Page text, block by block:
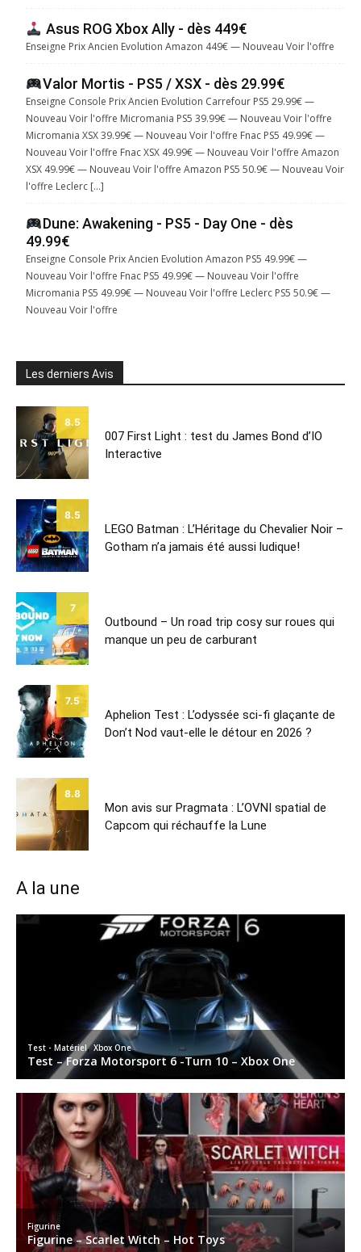
Asus ROG Xbox Ally - dès 449€
Enseigne Prix Ancien Evolution Amazon 449€ — Nouveau Voir l'offre
Valor Mortis - PS5 / XSX - dès 29.99€
Enseigne Console Prix Ancien Evolution Carrefour PS5 29.99€ —
Nouveau Voir l'offre Micromania PS5 39.99€ — Nouveau Voir l'offre
Micromania XSX 39.99€ — Nouveau Voir l'offre Fnac PS5 49.99€ —
Nouveau Voir l'offre Fnac XSX 49.99€ — Nouveau Voir l'offre Amazon
XSX 49.99€ — Nouveau Voir l'offre Amazon PS5 50.9€ — Nouveau Voir
l'offre Leclerc […]
Dune: Awakening - PS5 - Day One - dès
49.99€
Enseigne Console Prix Ancien Evolution Amazon PS5 49.99€ —
Nouveau Voir l'offre Fnac PS5 49.99€ — Nouveau Voir l'offre
Micromania PS5 49.99€ — Nouveau Voir l'offre Leclerc PS5 50.9€ —
Nouveau Voir l'offre
Les derniers Avis
8.5
007 First Light : test du James Bond d’IO
Interactive
8.5
LEGO Batman : L’Héritage du Chevalier Noir –
Gotham n’a jamais été aussi ludique!
7
Outbound – Un road trip cosy sur roues qui
manque un peu de carburant
7.5
Aphelion Test : L’odyssée sci-fi glaçante de
Don’t Nod vaut-elle le détour en 2026 ?
8.8
Mon avis sur Pragmata : L’OVNI spatial de
Capcom qui réchauffe la Lune
A la une